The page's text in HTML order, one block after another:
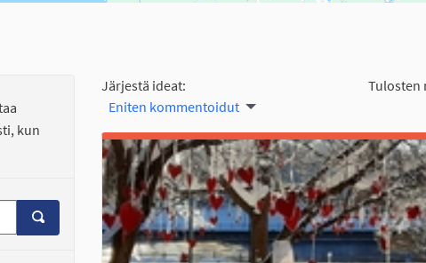
kun
Järjestä ideat:
Eniten kommentoidut
Tulosten